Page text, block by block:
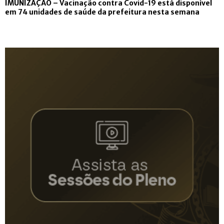
​IMUNIZAÇÃO – Vacinação contra Covid-19 está disponível
em 74 unidades de saúde da prefeitura nesta semana